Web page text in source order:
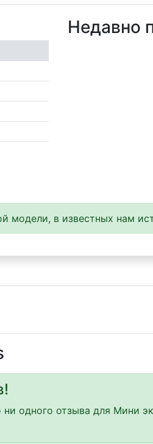
Недавно
модели, в известных нам
ни одного отзыва для Мини